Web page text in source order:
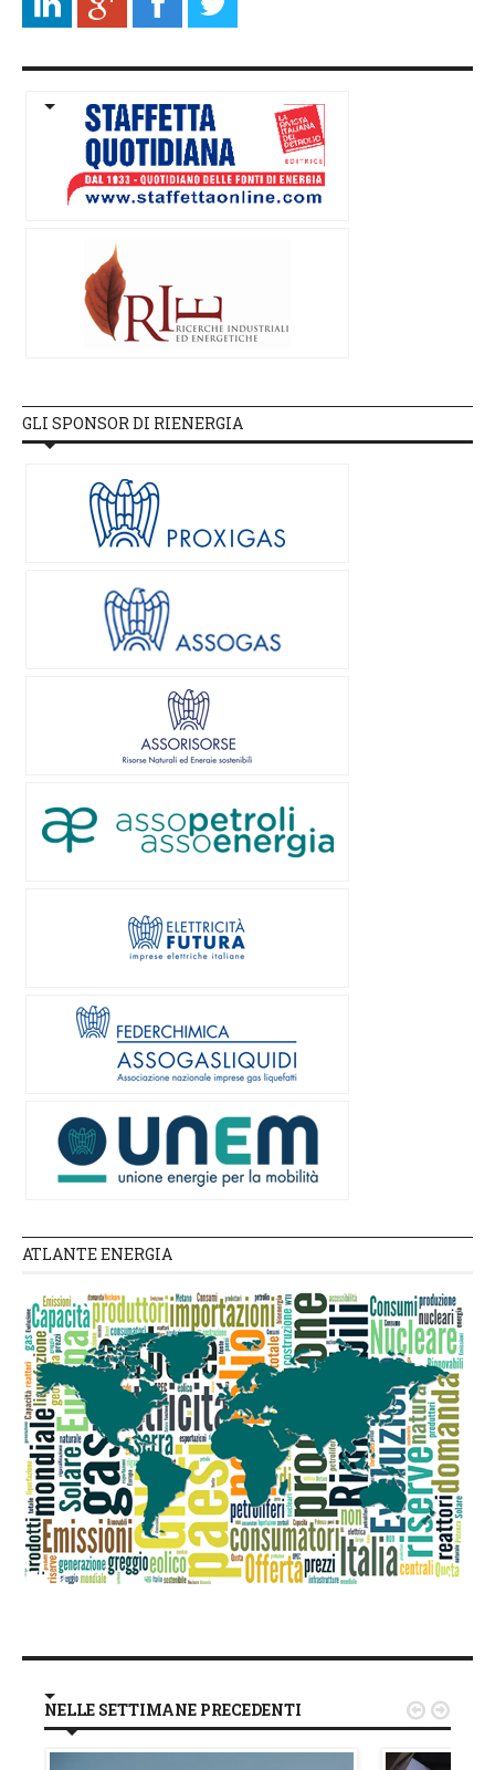
GLI SPONSOR DI RIENERGIA
ATLANTE ENERGIA
NELLE SETTIMANE PRECEDENTI  